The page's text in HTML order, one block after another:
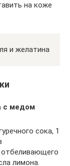
на коже
и желатина
с медом
сока, 1
отбеливающего
лимона.